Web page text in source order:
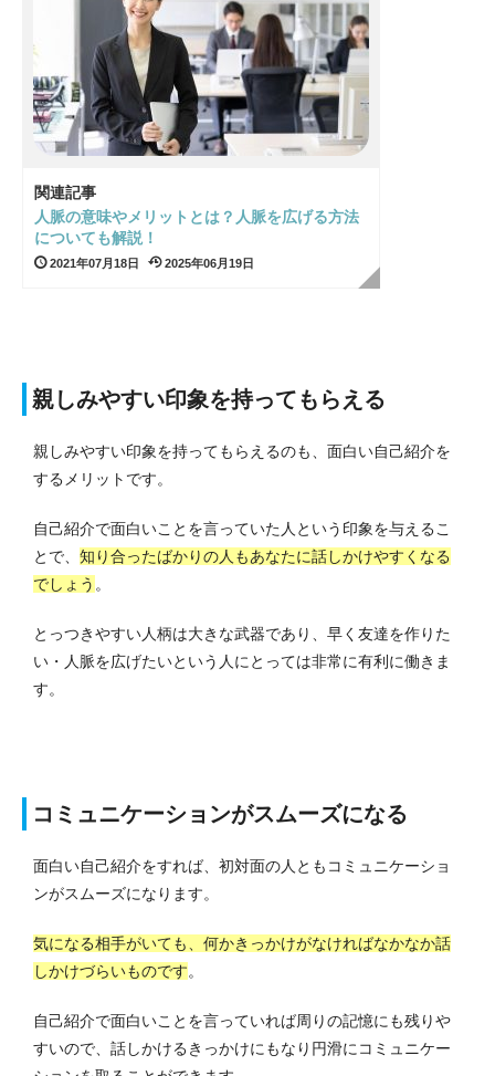
関連記事
人脈の意味やメリットとは？人脈を広げる方法
についても解説！
2021年07月18日 2025年06月19日
親しみやすい印象を持ってもらえる
親しみやすい印象を持ってもらえるのも、面白い自己紹介を
するメリットです。
自己紹介で面白いことを言っていた人という印象を与えるこ
とで、 知り合ったばかりの人もあなたに話しかけやすくなる
でしょう 。
とっつきやすい人柄は大きな武器であり、早く友達を作りた
い・人脈を広げたいという人にとっては非常に有利に働きま
す。
コミュニケーションがスムーズになる
面白い自己紹介をすれば、初対面の人ともコミュニケーショ
ンがスムーズになります。
気になる相手がいても、何かきっかけがなければなかなか話
しかけづらいものです。
自己紹介で面白いことを言っていれば周りの記憶にも残りや
すいので、話しかけるきっかけにもなり円滑にコミュニケー